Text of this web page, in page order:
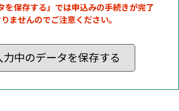
を保存する」では申込みの手続きが完了
ませんのでご注意ください。
力中のデータを保存する